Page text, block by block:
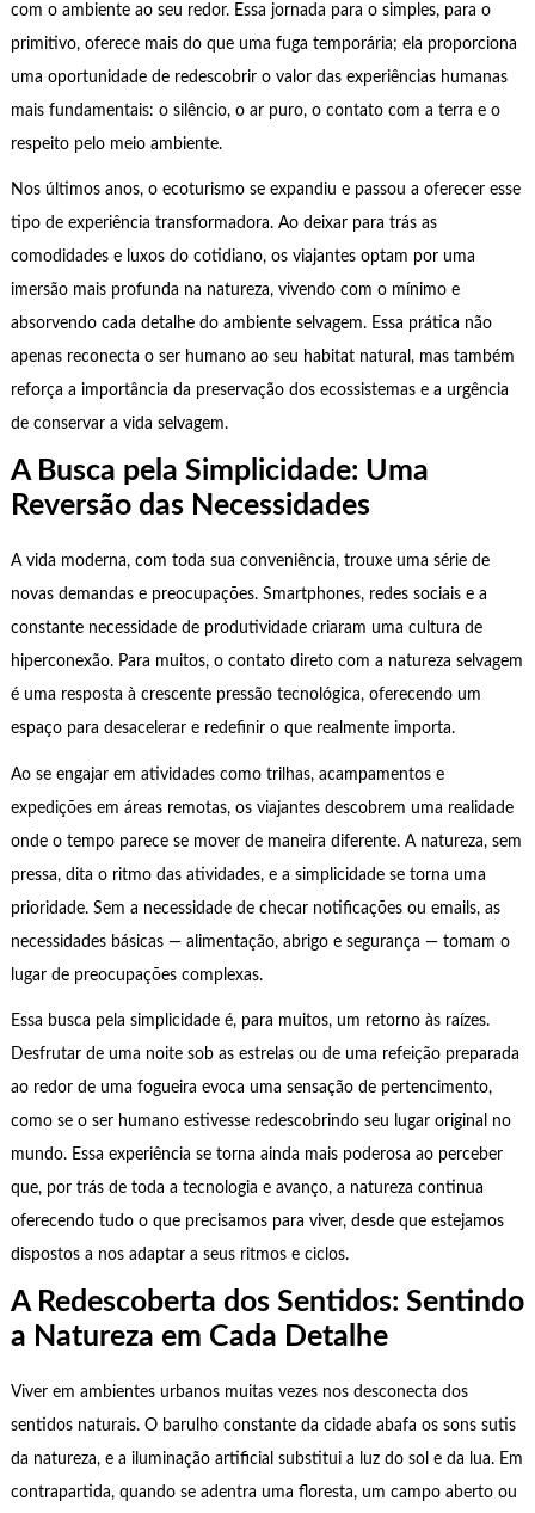
com o ambiente ao seu redor. Essa jornada para o simples, para o
primitivo, oferece mais do que uma fuga temporária; ela proporciona
uma oportunidade de redescobrir o valor das experiências humanas
mais fundamentais: o silêncio, o ar puro, o contato com a terra e o
respeito pelo meio ambiente.
Nos últimos anos, o ecoturismo se expandiu e passou a oferecer esse
tipo de experiência transformadora. Ao deixar para trás as
comodidades e luxos do cotidiano, os viajantes optam por uma
imersão mais profunda na natureza, vivendo com o mínimo e
absorvendo cada detalhe do ambiente selvagem. Essa prática não
apenas reconecta o ser humano ao seu habitat natural, mas também
reforça a importância da preservação dos ecossistemas e a urgência
de conservar a vida selvagem.
A Busca pela Simplicidade: Uma
Reversão das Necessidades
A vida moderna, com toda sua conveniência, trouxe uma série de
novas demandas e preocupações. Smartphones, redes sociais e a
constante necessidade de produtividade criaram uma cultura de
hiperconexão. Para muitos, o contato direto com a natureza selvagem
é uma resposta à crescente pressão tecnológica, oferecendo um
espaço para desacelerar e redefinir o que realmente importa.
Ao se engajar em atividades como trilhas, acampamentos e
expedições em áreas remotas, os viajantes descobrem uma realidade
onde o tempo parece se mover de maneira diferente. A natureza, sem
pressa, dita o ritmo das atividades, e a simplicidade se torna uma
prioridade. Sem a necessidade de checar notificações ou emails, as
necessidades básicas — alimentação, abrigo e segurança — tomam o
lugar de preocupações complexas.
Essa busca pela simplicidade é, para muitos, um retorno às raízes.
Desfrutar de uma noite sob as estrelas ou de uma refeição preparada
ao redor de uma fogueira evoca uma sensação de pertencimento,
como se o ser humano estivesse redescobrindo seu lugar original no
mundo. Essa experiência se torna ainda mais poderosa ao perceber
que, por trás de toda a tecnologia e avanço, a natureza continua
oferecendo tudo o que precisamos para viver, desde que estejamos
dispostos a nos adaptar a seus ritmos e ciclos.
A Redescoberta dos Sentidos: Sentindo
a Natureza em Cada Detalhe
Viver em ambientes urbanos muitas vezes nos desconecta dos
sentidos naturais. O barulho constante da cidade abafa os sons sutis
da natureza, e a iluminação artificial substitui a luz do sol e da lua. Em
contrapartida, quando se adentra uma floresta, um campo aberto ou